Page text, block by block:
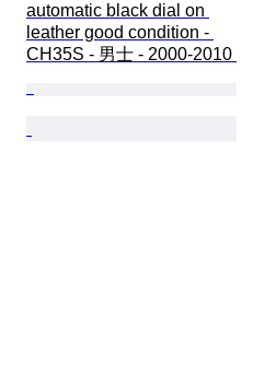
automatic black dial on
leather good condition -
CH35S - 男士 - 2000-2010